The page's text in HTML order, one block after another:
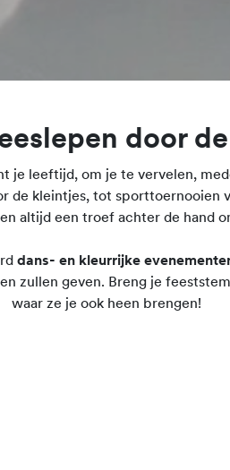
door
je leeftijd, om je te vervelen,
de kleintjes, tot
altijd een troef achter de hand
dans- en kleurrijke
zullen geven. Breng je
waar ze je ook heen brengen!